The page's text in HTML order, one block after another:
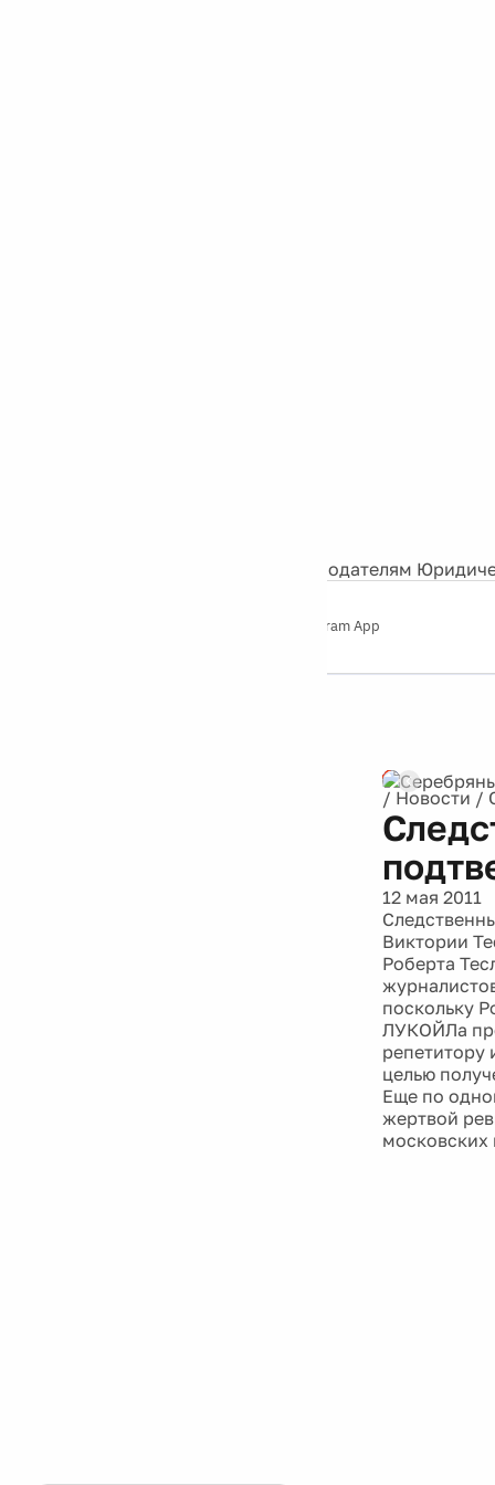
Рекламодателям
Telegram App
/ Новости /
12 мая 2011
Виктории
Роберта
поскольку
ЛУКОЙЛа
репетитору
целью
Еще по
жертвой
московских